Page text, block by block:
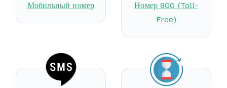
Мобильный номер
Номер 800 (Toll-
Free)